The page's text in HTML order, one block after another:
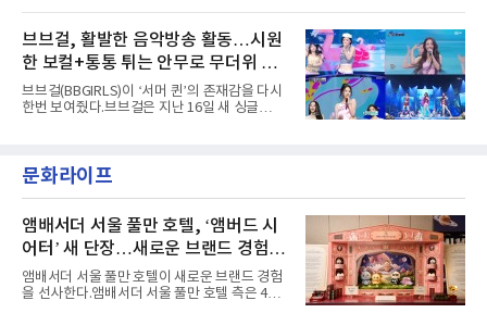
엣을 거침없이 결합했다. 멤버들은 각기 다른 개
성을 살린 스타일링을 선
벌 오디오·음원 스트리밍 플랫폼 스포티파이에
서 27일 자로 누적 재생 수 2억 회를 돌파했
다”고 밝혔다.곡이 발표된 지 약 10개월 만이다.
팀의 첫 번째 2억 스트리밍 곡은 동일 음반에 수
록된 ‘GO!’다. 이 노래는 공개 약 9개월 만인 지
난달 26일 자에 2억 고지를 밟았다. 이는 최근 5
년 내 데뷔한 보이그룹의 곡 중 최단기 2억 달성
했다. “내 티, 5 bucks 바지는, 만원” 등 멤버들
의 라이프 스타일
브브걸, 활발한 음악방송 활동…시원
한 보컬+통통 튀는 안무로 무더위 사
냥
브브걸(BBGIRLS)이 ‘서머 퀸’의 존재감을 다시
한번 보여줬다.브브걸은 지난 16일 새 싱글
MBC '쇼! 음악중심', SBS '인기가요' 등 주요 음
악방송 무대에 올라 화려한 퍼포먼스를 펼쳤다.
력을 앞세워 매 무대 색다른 볼거리를 선사했다.
특히 화사한 파스텔 톤의 비치웨어부터 청량한
마린룩, 햇살 아래 반짝이는 물결을 연상시키는
스커트, 강렬한 붉은 계열의 스타일링까지 각기
다른 매력을 선보였다. 브브걸은 다채로운 여름
패션을 완벽하게 소화하며 보
문화라이프
앰배서더 서울 풀만 호텔, ‘앰버드 시
어터’ 새 단장…새로운 브랜드 경험 선
사
앰배서더 서울 풀만 호텔이 새로운 브랜드 경험
을 선사한다.앰배서더 서울 풀만 호텔 측은 4일